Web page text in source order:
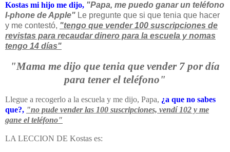
Kostas mi hijo me dijo, "Papa, me puedo ganar un teléfono
I-phone de Apple" Le pregunte que si que tenia que hacer
y me contestó, "tengo que vender 100 suscripciones de
revistas para recaudar dinero para la escuela y nomas
tengo 14 días"
"Mama me dijo que tenia que vender 7 por día
para tener el teléfono"
Llegue a recogerlo a la escuela y me dijo, Papa, ¿a que no sabes
que?, "no pude vender las 100 suscripciones, vendí 102 y me
gane el teléfono"
LA LECCION DE Kostas es: